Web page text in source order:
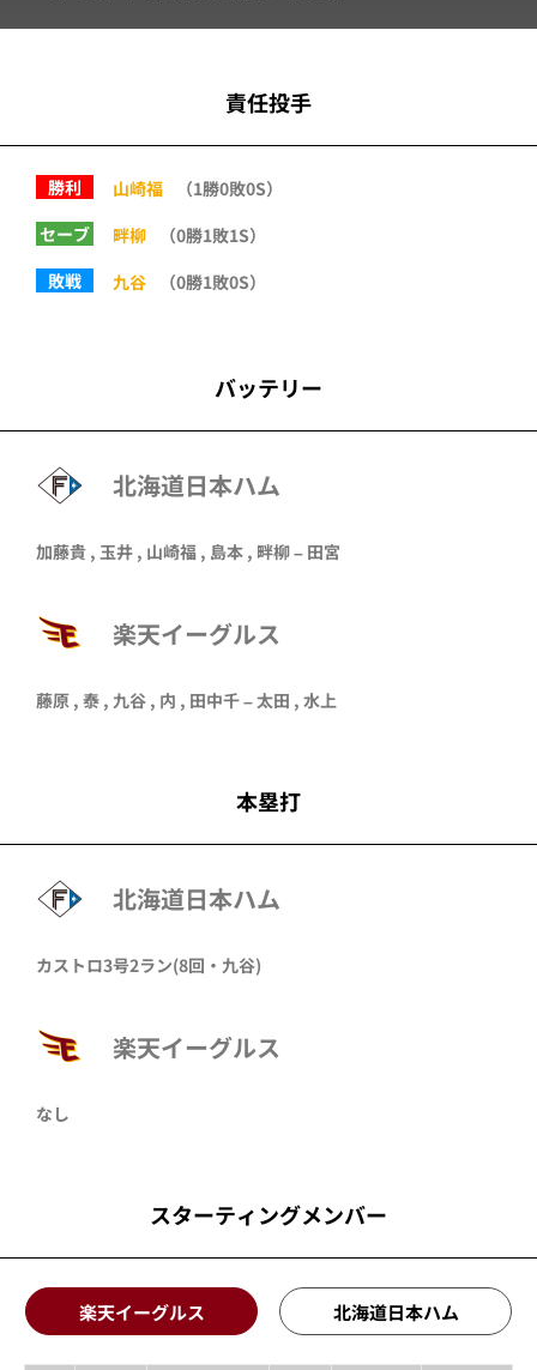
責任投手
勝利 山崎福
（1勝0敗0S）
セーブ
畔柳
（0勝1敗1S）
敗戦
九谷 （0勝1敗0S）
バッテリー
北海道日本ハム
加藤貴 , 玉井 , 山崎福 , 島本 , 畔柳– 田宮
楽天イーグルス
藤原 , 泰 , 九谷 , 内 , 田中千–太田 , 水上
本塁打
北海道日本ハム
カストロ3号2ラン(8回・ 九谷)
楽天イーグルス
なし
スターティングメンバー
楽天イーグルス 北海道日本ハム